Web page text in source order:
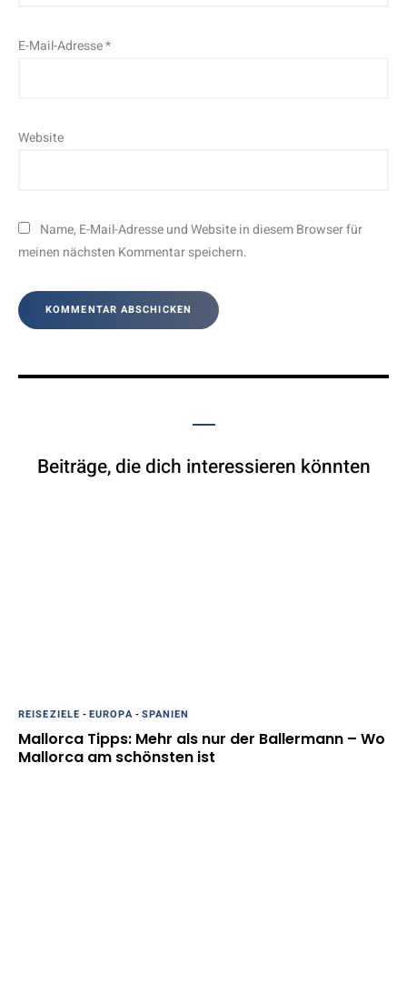
E-Mail-Adresse*
Website
Name, E-Mail-Adresse und Website in diesem Browser für
meinen nächsten Kommentar speichern.
Beiträge, die dich interessieren könnten
REISEZIELE -EUROPA-SPANIEN
Mallorca Tipps: Mehr als nur der Ballermann – Wo
Mallorca am schönsten ist